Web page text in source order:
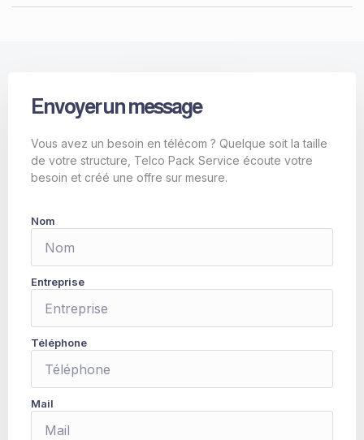
Envoyer un message
Vous avez un besoin en télécom ? Quelque soit la taille
de votre structure, Telco Pack Service écoute votre
besoin et créé une offre sur mesure.
Nom
Entreprise
Téléphone
Mail